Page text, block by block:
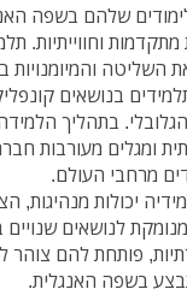
שלהם בשפה
וחווייתיות.
השליטה
בנושאים
בתהליך
ומגלים מעורבות
מרחבי העולם.
יכולות מנהיגות,
לנושאים
פותחת להם צוהר
בשפה האנגלית.